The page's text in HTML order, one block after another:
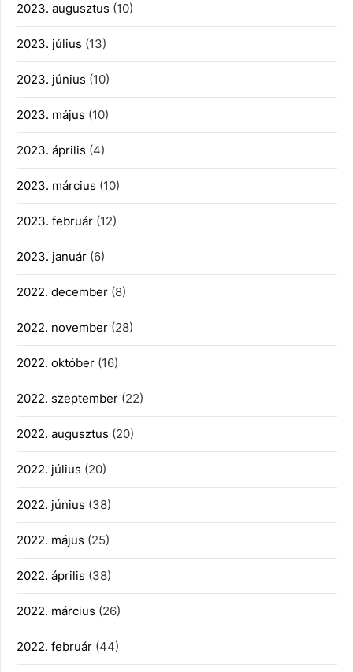
2023. augusztus (10)
2023. július (13)
2023. június (10)
2023. május (10)
2023. április (4)
2023. március (10)
2023. február (12)
2023. január (6)
2022. december (8)
2022. november (28)
2022. október (16)
2022. szeptember (22)
2022. augusztus (20)
2022. július (20)
2022. június (38)
2022. május (25)
2022. április (38)
2022. március (26)
2022. február (44)